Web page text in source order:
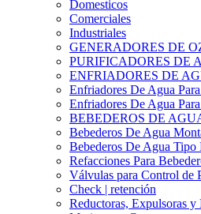
Domesticos
Comerciales
Industriales
GENERADORES DE
PURIFICADORES DE
ENFRIADORES DE
Enfriadores De Agua
Enfriadores De Agua
BEBEDEROS DE
Bebederos De Agua
Bebederos De Agua Tipo
Refacciones Para
Válvulas para Control de
Check | retención
Reductoras, Expulsoras y